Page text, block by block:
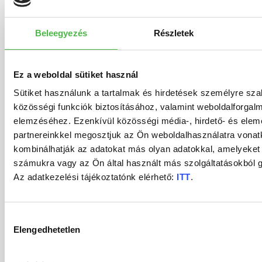
Beleegyezés Részletek
Ez a weboldal sütiket használ
Sütiket használunk a tartalmak és hirdetések személyre
közösségi funkciók biztosításához, valamint
elemzéséhez. Ezenkívül közösségi média-, hirdető- és
partnereinkkel megosztjuk az Ön weboldalhasználatra
kombinálhatják az adatokat más olyan adatokkal,
számukra vagy az Ön által használt más szolgáltatásokból
Az adatkezelési tájékoztatónk elérhető: ITT.
kiválasztása
Elengedhetetlen
potrieb
malého
listových
zásielok
archívov elektronického
papierového
dokumentu)
a